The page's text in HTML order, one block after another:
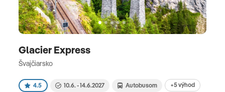
Glacier Express
Švajčiarsko
4.5 10.6. - 14.6.2027 Autobusom +5 výhod